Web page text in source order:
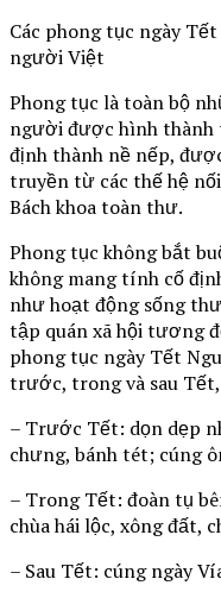
Các phong tục ngày
người Việt
Phong tục là toàn bộ
người được hình thành
định thành nề nếp,
truyền từ các thế hệ
Bách khoa toàn thư.
Phong tục không bắt
không mang tính cố
như hoạt động sống
tập quán xã hội tương
phong tục ngày Tết
trước, trong và sau
– Trước Tết: dọn dẹp
chưng, bánh tét; cúng
– Trong Tết: đoàn tụ
chùa hái lộc, xông đất,
– Sau Tết: cúng ngày